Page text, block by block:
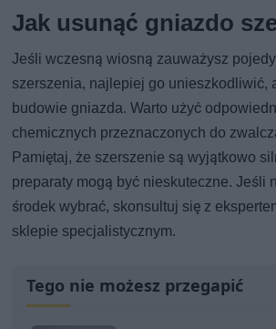
Jak usunąć gniazdo
Jeśli wczesną wiosną zauważysz
szerszenia, najlepiej go unieszkodliwić,
budowie gniazda. Warto użyć
chemicznych przeznaczonych do
Pamiętaj, że szerszenie są wyjątkowo
preparaty mogą być nieskuteczne. Jeśli
środek wybrać, skonsultuj się z
sklepie specjalistycznym.
Tego nie możesz przegapić